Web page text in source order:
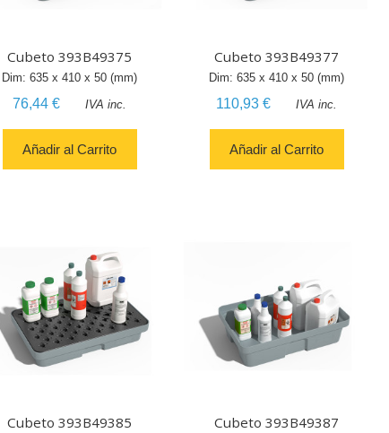
Cubeto 393B49375
Dim: 635 x 410 x 50 (mm)
76,44 € IVA inc.
Añadir al Carrito
Cubeto 393B49377
Dim: 635 x 410 x 50 (mm)
110,93 € IVA inc.
Añadir al Carrito
Cubeto 393B49385 Cubeto 393B49387